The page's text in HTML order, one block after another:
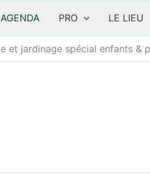
AGENDA PRO LE LIEU
et jardinage spécial enfants &